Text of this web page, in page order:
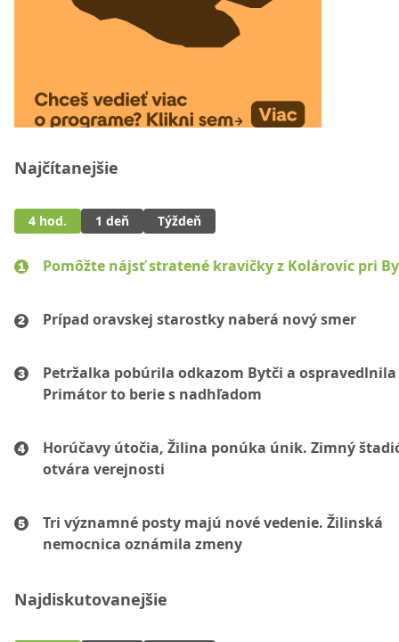
Najčítanejšie
4 hod. 1 deň Týždeň
Pomôžte nájsť stratené kravičky z Kolárovíc pri
Prípad oravskej starostky naberá nový smer
Petržalka pobúrila odkazom Bytči a ospravedlnila
Primátor to berie s nadhľadom
Horúčavy útočia, Žilina ponúka únik. Zimný
otvára verejnosti
Tri významné posty majú nové vedenie. Žilinská
nemocnica oznámila zmeny
Najdiskutovanejšie